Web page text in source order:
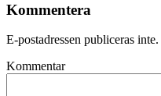
Kommentera
E-postadressen publiceras inte.
Kommentar